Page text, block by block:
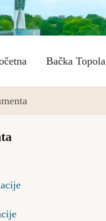
Bačka Topola